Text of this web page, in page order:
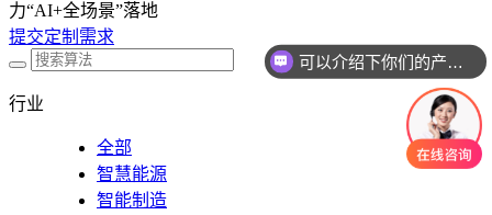
力“AI+全场景”落地
提交定制需求
行业
全部
智慧能源
智能制造